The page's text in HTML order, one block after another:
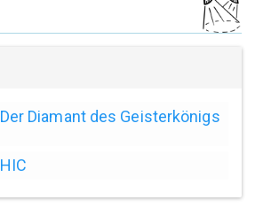
Der Diamant des Geisterkönigs
HIC